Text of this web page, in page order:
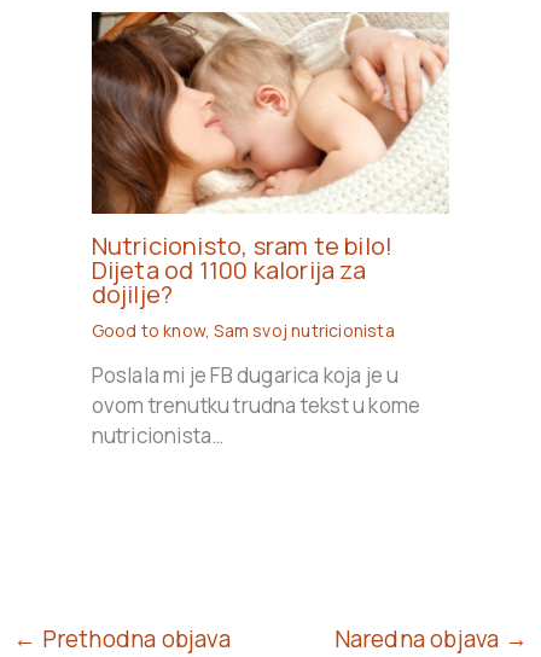
Nutricionisto, sram te bilo!
Dijeta od 1100 kalorija za
dojilje?
Good to know,Sam svoj nutricionista
Poslala mi je FB dugarica koja je u
ovom trenutku trudna tekst u kome
nutricionista…
← Prethodna objava Naredna objava →